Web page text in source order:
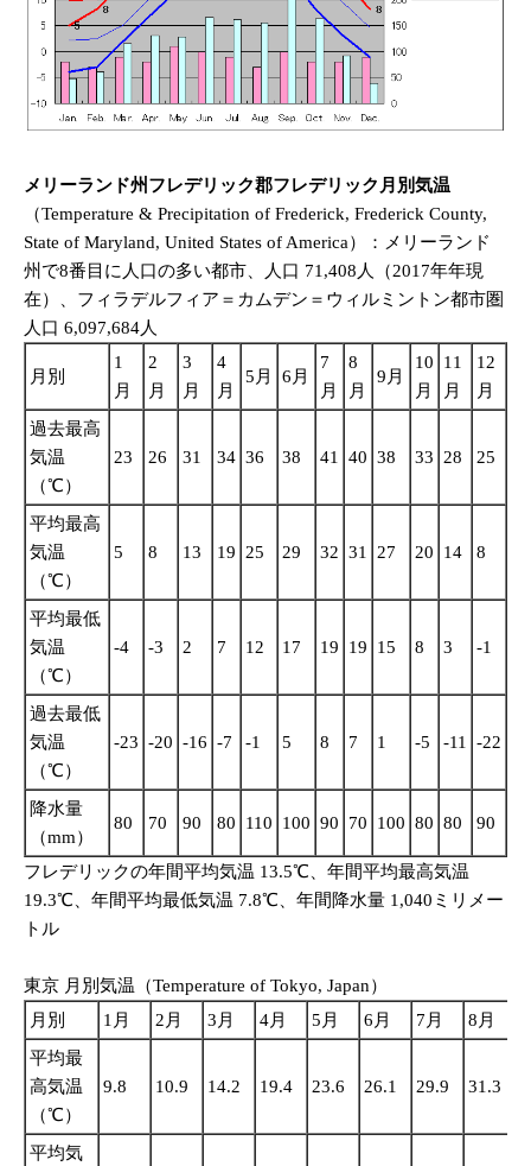
メリーランド州フレデリック郡フレデリック月別気温
（Temperature & Precipitation of Frederick, Frederick County,
State of Maryland, United States of America）：メリーランド
州で8番目に人口の多い都市、人口 71,408人（2017年年現
在）、フィラデルフィア＝カムデン＝ウィルミントン都市圏
人口 6,097,684人
月別
1
月
2
月
3
月
4
月
5月 6月
7
月
8
月
9月
10
月
11
月
12
月
過去最高
気温
（℃）
23 26 31 34 36 38 41 40 38 33 28 25
平均最高
気温
（℃）
5 8 13 19 25 29 32 31 27 20 14 8
平均最低
気温
（℃）
-4 -3 2 7 12 17 19 19 15 8 3 -1
過去最低
気温
（℃）
-23 -20 -16 -7 -1 5 8 7 1 -5 -11 -22
降水量
（mm）
80 70 90 80 110 100 90 70 100 80 80 90
フレデリックの年間平均気温 13.5℃、年間平均最高気温
19.3℃、年間平均最低気温 7.8℃、年間降水量 1,040ミリメー
トル
東京 月別気温（Temperature of Tokyo, Japan）
月別
1月 2月 3月 4月 5月 6月 7月 8月
平均最
高気温
（℃）
9.8 10.9 14.2 19.4 23.6 26.1 29.9 31.3
平均気